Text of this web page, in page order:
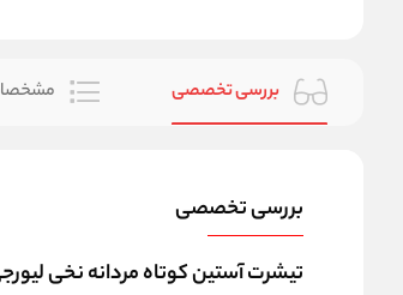
بررسی تخصصی
بررسی تخصصی
تیشرت آستین کوتاه مردانه نخی